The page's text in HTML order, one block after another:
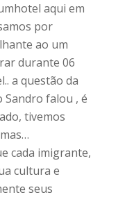
aqui em
por
ao um
durante 06
a questão da
Sandro falou , é
tivemos
cada imigrante,
cultura e
seus